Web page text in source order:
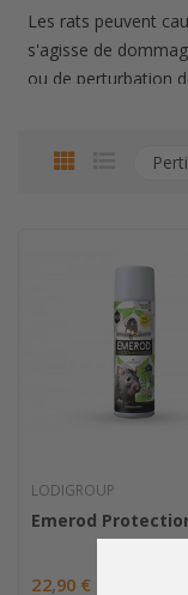
Les rats peuvent
s'agisse de
ou de perturbation
Heureusement,
Utilisation simple
comme les jardins,
afin de créer une
Action répulsive
ingrédients actifs
sensations
Vous pouvez ainsi
biens.
Alternative
LODIGROUP
22,90 €